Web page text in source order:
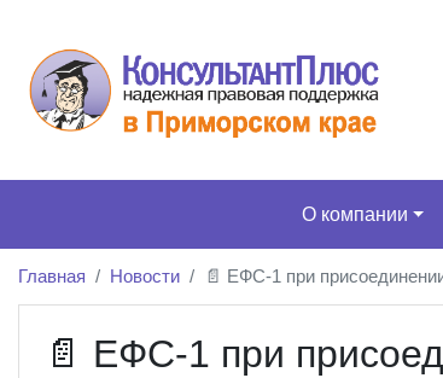
О компании
Главная Новости 📄 ЕФС-1 при
📄 ЕФС-1 при